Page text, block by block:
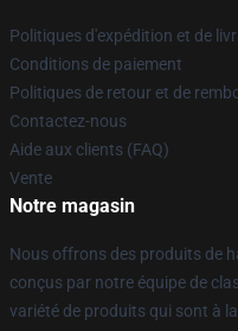
Politiques d'expédition et de
Conditions de paiement
Politiques de retour et de
Contactez-nous
Aide aux clients (FAQ)
Vente
Notre magasin
Nous offrons des produits de
conçus par notre équipe de
variété de produits qui sont à